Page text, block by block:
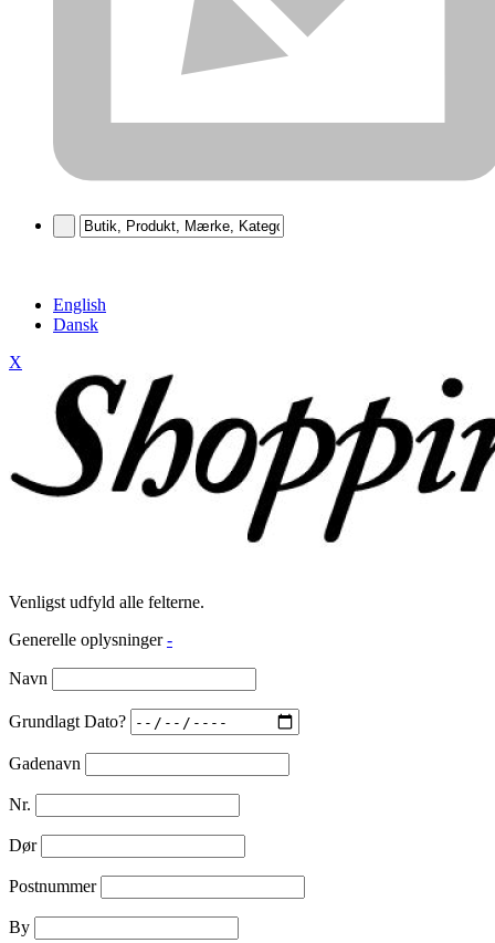
English
Dansk
X
Venligst udfyld alle felterne.
Generelle oplysninger -
Navn
Grundlagt Dato?
Gadenavn
Nr.
Dør
Postnummer
By